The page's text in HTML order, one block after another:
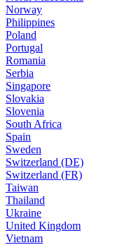
Norway
Philippines
Poland
Portugal
Romania
Serbia
Singapore
Slovakia
Slovenia
South Africa
Spain
Sweden
Switzerland (DE)
Switzerland (FR)
Taiwan
Thailand
Ukraine
United Kingdom
Vietnam